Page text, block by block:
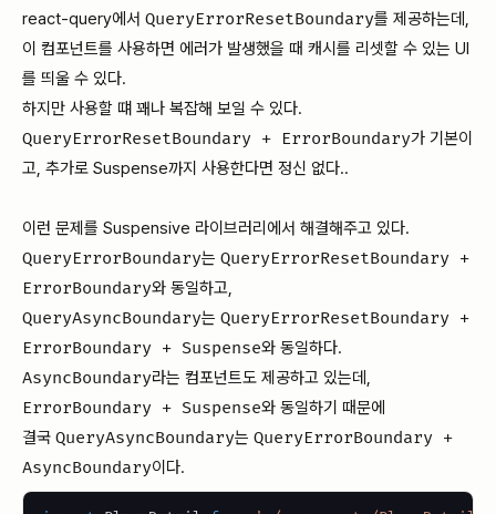
react-query에서 QueryErrorResetBoundary를 제공하는데,
이 컴포넌트를 사용하면 에러가 발생했을 때 캐시를 리셋할 수 있는 UI
를 띄울 수 있다.
하지만 사용할 떄 꽤나 복잡해 보일 수 있다.
QueryErrorResetBoundary + ErrorBoundary가 기본이
고, 추가로 Suspense까지 사용한다면 정신 없다..
이런 문제를 Suspensive 라이브러리에서 해결해주고 있다.
QueryErrorBoundary는 QueryErrorResetBoundary +
ErrorBoundary와 동일하고,
QueryAsyncBoundary는 QueryErrorResetBoundary +
ErrorBoundary + Suspense와 동일하다.
AsyncBoundary라는 컴포넌트도 제공하고 있는데,
ErrorBoundary + Suspense와 동일하기 때문에
결국 QueryAsyncBoundary는 QueryErrorBoundary +
AsyncBoundary이다.